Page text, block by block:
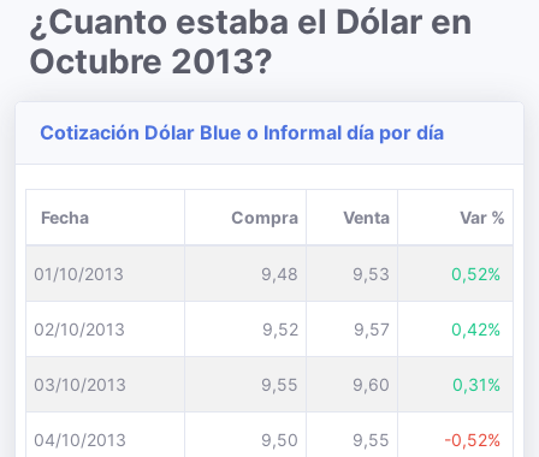
¿Cuanto estaba el Dólar en
Octubre 2013?
Cotización Dólar Blue o Informal día por día
Fecha Compra Venta Var %
01/10/2013 9,48 9,53 0,52%
02/10/2013 9,52 9,57 0,42%
03/10/2013 9,55 9,60 0,31%
04/10/2013 9,50 9,55 -0,52%